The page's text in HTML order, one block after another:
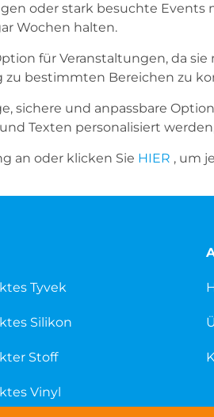
oder stark besuchte
Wochen halten.
für Veranstaltungen, da
bestimmten Bereichen zu
sichere und anpassbare
Texten personalisiert
an oder klicken Sie HIER , um
Tyvek
Silikon
Stoff
Vinyl